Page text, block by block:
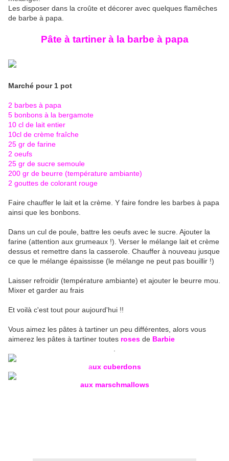
Les disposer dans la croûte et décorer avec quelques flamêches
de barbe à papa.
Pâte à tartiner à la barbe à papa
Marché pour 1 pot
2 barbes à papa
5 bonbons à la bergamote
10 cl de lait entier
10cl de crème fraîche
25 gr de farine
2 oeufs
25 gr de sucre semoule
200 gr de beurre (température ambiante)
2 gouttes de colorant rouge
Faire chauffer le lait et la crème. Y faire fondre les barbes à papa
ainsi que les bonbons.
Dans un cul de poule, battre les oeufs avec le sucre. Ajouter la
farine (attention aux grumeaux !). Verser le mélange lait et crème
dessus et remettre dans la casserole. Chauffer à nouveau jusque
ce que le mélange épaississe (le mélange ne peut pas bouillir !)
Laisser refroidir (température ambiante) et ajouter le beurre mou.
Mixer et garder au frais
Et voilà c'est tout pour aujourd'hui !!
Vous aimez les pâtes à tartiner un peu différentes, alors vous
aimerez les pâtes à tartiner toutes roses de Barbie
aux cuberdons
aux marschmallows